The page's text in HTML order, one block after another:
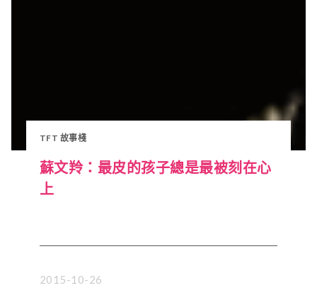
TFT 故事棧
蘇文羚：最皮的孩子總是最被刻在心
上
2015-10-26